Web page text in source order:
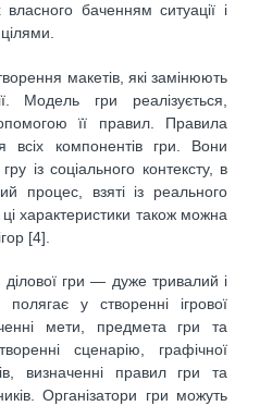
баченням ситуації і
макетів, які замінюють
Модель гри реалізується,
її правил. Правила
всіх компонентів гри. Вони
із соціального контексту, в
процес, взяті із реального
характеристики також можна
[4].
ділової гри — дуже тривалий і
у створенні ігрової
мети, предмета гри та
сценарію, графічної
визначенні правил гри та
Організатори гри можуть